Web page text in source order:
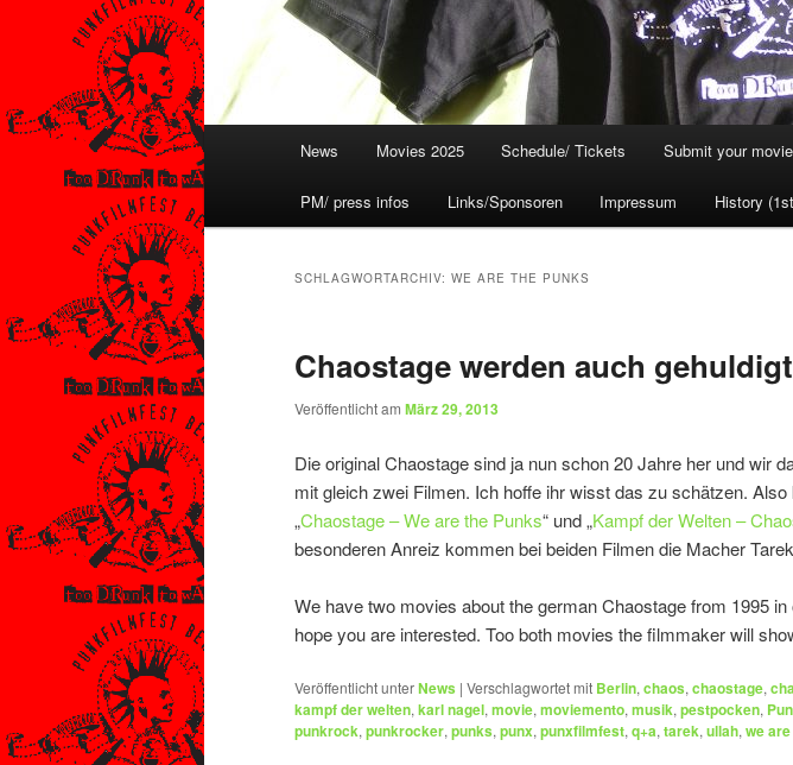
News Movies 2025 Schedule/ Tickets Submit your movie
PM/ press infos Links/Sponsoren Impressum History
SCHLAGWORTARCHIV: WE ARE THE PUNKS
Chaostage werden auch gehuldigt
Veröffentlicht am März 29, 2013
Die original Chaostage sind ja nun schon 20 Jahre her und wir
mit gleich zwei Filmen. Ich hoffe ihr wisst das zu schätzen.
„Chaostage – We are the Punks“ und „Kampf der Welten –
besonderen Anreiz kommen bei beiden Filmen die Macher
We have two movies about the german Chaostage from 1995
hope you are interested. Too both movies the filmmaker will
Veröffentlicht unterNews | Verschlagwortet mit Berlin, chaos, chaostage,
kampf der welten, karl nagel, movie, moviemento, musik, pestpocken,
punkrock, punkrocker, punks, punx, punxfilmfest, q+a, tarek, ullah, we